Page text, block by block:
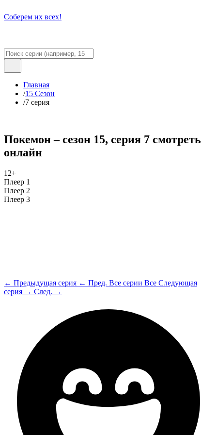
Соберем их всех!
Главная
/15 Сезон
/7 серия
Покемон – сезон 15, серия 7 смотреть
онлайн
12+
Плеер 1
Плеер 2
Плеер 3
← Предыдущая серия ← Пред. Все серии Все Следующая
серия → След. →